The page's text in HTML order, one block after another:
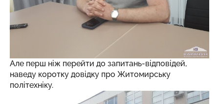
Але перш ніж перейти до запитань-відповідей,
наведу коротку довідку про Житомирську
політехніку.